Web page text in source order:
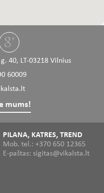
40, LT-03218 Vilnius
60009
mums!
PILANA, KATRES, TREND
Mob. tel.: +370 650 12365
E-paštas: sigitas@vikalsta.lt